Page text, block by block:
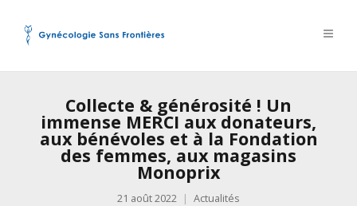
Collecte & générosité ! Un
immense MERCI aux donateurs,
aux bénévoles et à la Fondation
des femmes, aux magasins
Monoprix
21 août 2022 Actualités